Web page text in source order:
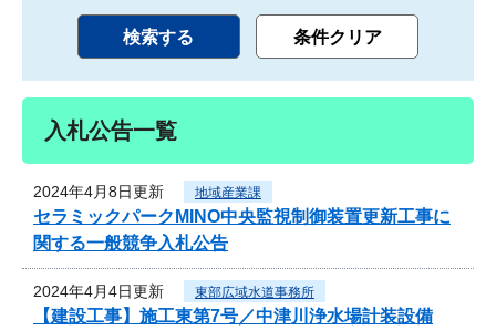
入札公告一覧
2024年4月8日更新 地域産業課
セラミックパークMINO中央監視制御装置更新工事に
関する一般競争入札公告
2024年4月4日更新 東部広域水道事務所
【建設工事】施工東第7号／中津川浄水場計装設備